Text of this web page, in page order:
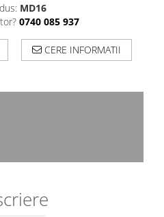
MD16
0740 085 937
CERE INFORMATII